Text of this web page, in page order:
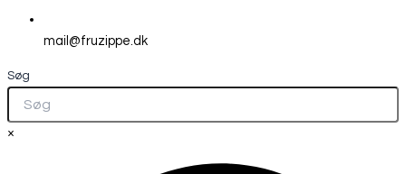
mail@fruzippe.dk
Søg
×